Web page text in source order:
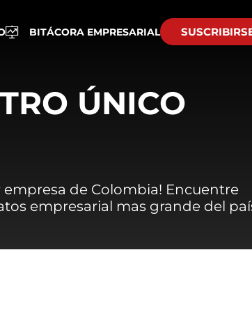
BITÁCORA EMPRESARIAL
ÚNICO
de Colombia! Encuentre
empresarial mas grande del